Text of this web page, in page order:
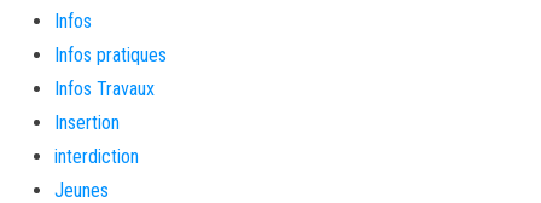
Infos
Infos pratiques
Infos Travaux
Insertion
interdiction
Jeunes